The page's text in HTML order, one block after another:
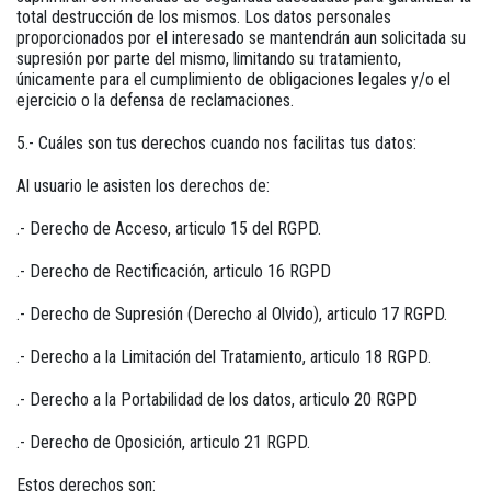
total destrucción de los mismos. Los datos personales
proporcionados por el interesado se mantendrán aun solicitada su
supresión por parte del mismo, limitando su tratamiento,
únicamente para el cumplimiento de obligaciones legales y/o el
ejercicio o la defensa de reclamaciones.
5.- Cuáles son tus derechos cuando nos facilitas tus datos:
Al usuario le asisten los derechos de:
.- Derecho de Acceso, articulo 15 del RGPD.
.- Derecho de Rectificación, articulo 16 RGPD
.- Derecho de Supresión (Derecho al Olvido), articulo 17 RGPD.
.- Derecho a la Limitación del Tratamiento, articulo 18 RGPD.
.- Derecho a la Portabilidad de los datos, articulo 20 RGPD
.- Derecho de Oposición, articulo 21 RGPD.
Estos derechos son: